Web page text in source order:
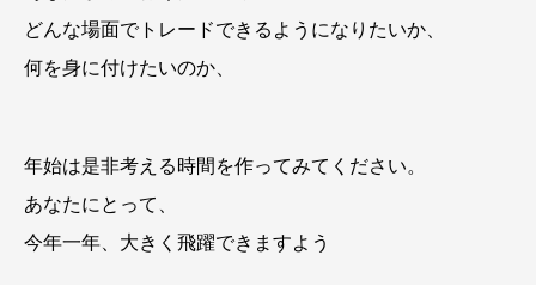
どんな場面でトレードできるようになりたいか、
何を身に付けたいのか、
年始は是非考える時間を作ってみてください。
あなたにとって、
今年一年、大きく飛躍できますよう